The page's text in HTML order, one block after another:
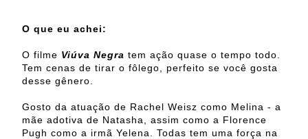
O que eu achei:
O filme Viúva Negra tem ação quase o tempo todo.
Tem cenas de tirar o fôlego, perfeito se você gosta
desse gênero.
Gosto da atuação de Rachel Weisz como Melina - a
mãe adotiva de Natasha, assim como a Florence
Pugh como a irmã Yelena. Todas tem uma força na